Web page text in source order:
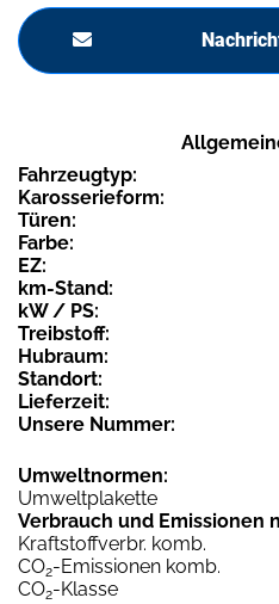
Fahrzeugtyp:
Karosserieform:
Türen:
Farbe:
EZ:
km-Stand:
kW / PS:
Treibstoff:
Hubraum:
Standort:
Lieferzeit:
Unsere Nummer:
Umweltnormen:
Umweltplakette
Verbrauch und Emissionen
Kraftstoffverbr. komb.
CO2-Emissionen komb.
CO2-Klasse